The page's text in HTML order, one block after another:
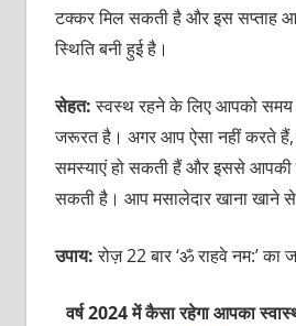
टक्‍कर मिल सकती है और इस सप्‍ताह
स्थिति बनी हुई है।
सेहत:स्‍वस्‍थ रहने के लिए आपको समय
जरूरत है। अगर आप ऐसा नहीं करते हैं,
समस्‍याएं हो सकती हैं और इससे आपकी
सकती है। आप मसालेदार खाना खाने
उपाय:रोज़ 22 बार ‘ॐ राहवे नम:’ का
वर्ष 2024 में कैसा रहेगा आपका